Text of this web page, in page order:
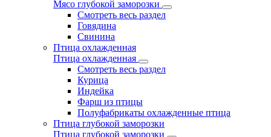
Мясо глубокой заморозки
Смотреть весь раздел
Говядина
Свинина
Птица охлажденная
Птица охлажденная
Смотреть весь раздел
Курица
Индейка
Фарш из птицы
Полуфабрикаты охлажденные птица
Птица глубокой заморозки
Птица глубокой заморозки